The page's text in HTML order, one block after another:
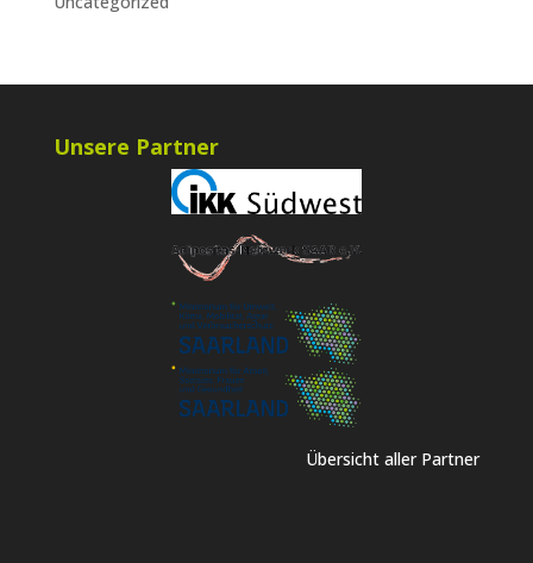
Unsere Partner
Übersicht aller Partner